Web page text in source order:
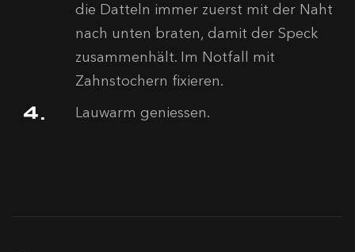
die Datteln immer zuerst mit der Naht
nach unten braten, damit der Speck
zusammenhält. Im Notfall mit
Zahnstochern fixieren.
Lauwarm geniessen.